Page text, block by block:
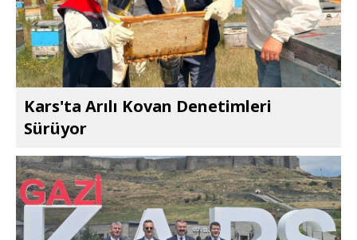
Kars'ta Arılı Kovan Denetimleri
Sürüyor